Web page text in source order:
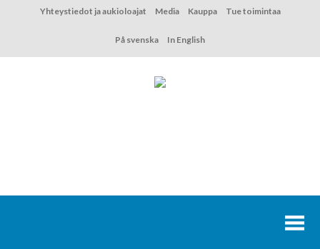
Yhteystiedot ja aukioloajat Media Kauppa Tue toimintaa
På svenska In English